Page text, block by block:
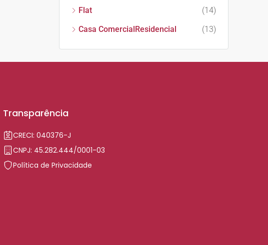
Flat
(14)
Casa ComercialResidencial
(13)
Transparência
CRECI: 040376-J
CNPJ: 45.282.444/0001-03
Política de Privacidade